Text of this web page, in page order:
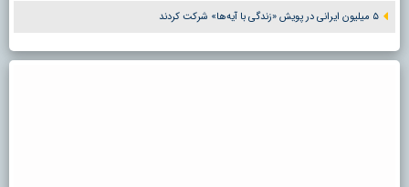
۵ میلیون ایرانی در پویش «زندگی با آیه‌ها» شرکت کردند